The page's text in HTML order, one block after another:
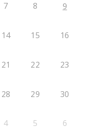
7 8 9
14 15 16
21 22 23
28 29 30
4 5 6